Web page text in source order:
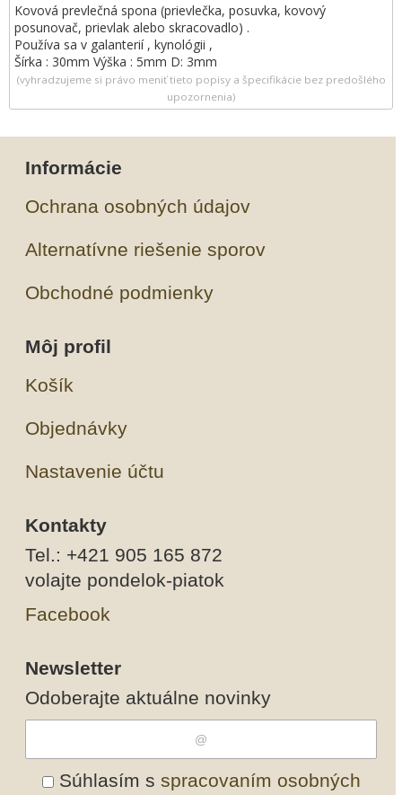
Kovová prevlečná spona (prievlečka, posuvka, kovový
posunovač, prievlak alebo skracovadlo) .
Používa sa v galanterií , kynológii ,
Šírka : 30mm Výška : 5mm D: 3mm
(vyhradzujeme si právo meniť tieto popisy a špecifikácie bez predošlého
upozornenia)
Informácie
Ochrana osobných údajov
Alternatívne riešenie sporov
Obchodné podmienky
Môj profil
Košík
Objednávky
Nastavenie účtu
Kontakty
Tel.: +421 905 165 872
volajte pondelok-piatok
Facebook
Newsletter
Odoberajte aktuálne novinky
Súhlasím s spracovaním osobných